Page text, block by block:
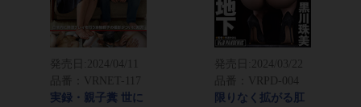
発売日:
2024/04/11
品番：VRNET-117
実録・親子糞 世に
発売日:
2024/03/22
品番：VRPD-004
限りなく拡がる肛